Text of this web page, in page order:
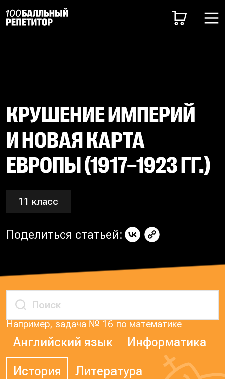
КРУШЕНИЕ ИМПЕРИЙ
И НОВАЯ КАРТА
ЕВРОПЫ (1917–1923 ГГ.)
11 класс
Поделиться статьей:
Например, задача № 16 по математике
Английский язык Информатика
История Литература